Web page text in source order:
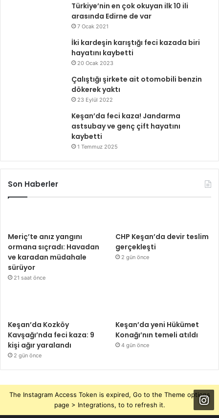
Türkiye’nin en çok okuyan ilk 10 ili
arasında Edirne de var
7 Ocak 2021
İki kardeşin karıştığı feci kazada biri
hayatını kaybetti
20 Ocak 2023
Çalıştığı şirkete ait otomobili benzin
dökerek yaktı
23 Eylül 2022
Keşan’da feci kaza! Jandarma
astsubay ve genç çift hayatını
kaybetti
1 Temmuz 2025
Son Haberler
Meriç’te anız yangını
ormana sıçradı: Havadan
ve karadan müdahale
sürüyor
21 saat önce
CHP Keşan’da devir teslim
gerçekleşti
2 gün önce
Keşan’da Kozköy
Kavşağı’nda feci kaza: 9
kişi ağır yaralandı
2 gün önce
Keşan’da yeni Hükümet
Konağı’nın temeli atıldı
4 gün önce
The Instagram Access Token is expired, Go to the Theme options
page > Integrations, to to refresh it.